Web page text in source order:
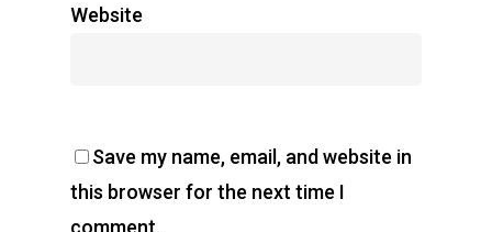
Website
Save my name, email, and website in
this browser for the next time I
comment.